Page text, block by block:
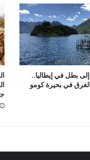
بطل في إيطاليا..
في بحيرة كومو